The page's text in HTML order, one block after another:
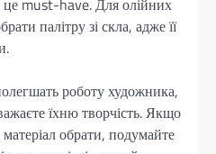
must-have. Для олійних
палітру зі скла, адже її
роботу художника,
їхню творчість. Якщо
обрати, подумайте